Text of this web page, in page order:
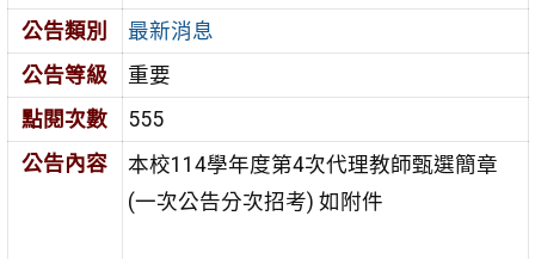
公告類別
最新消息
公告等級
重要
點閱次數
555
公告內容
本校114學年度第4次代理教師甄選簡章
(一次公告分次招考) 如附件